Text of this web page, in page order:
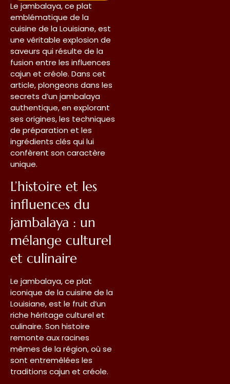
Le jambalaya, ce plat
emblématique de la
cuisine de la Louisiane, est
une véritable explosion de
saveurs qui résulte de la
fusion entre les influences
cajun et créole. Dans cet
article, plongeons dans les
secrets d’un jambalaya
authentique, en explorant
ses origines, les techniques
de préparation et les
ingrédients clés qui lui
confèrent son caractère
unique.
L’histoire et les
influences du
jambalaya : un
mélange culturel
et culinaire
Le jambalaya, ce plat
iconique de la cuisine de la
Louisiane, est le fruit d’un
riche héritage culturel et
culinaire. Son histoire
remonte aux racines
mêmes de la région, où se
sont entremêlées les
traditions cajun et créole.